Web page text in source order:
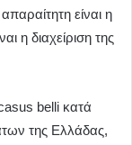
είναι η
η διαχείριση της
belli κατά
της Ελλάδας,